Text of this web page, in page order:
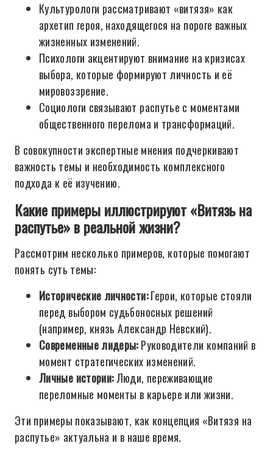
Культурологи рассматривают «витязя» как
архетип героя, находящегося на пороге важных
жизненных изменений.
Психологи акцентируют внимание на кризисах
выбора, которые формируют личность и её
мировоззрение.
Социологи связывают распутье с моментами
общественного перелома и трансформаций.
В совокупности экспертные мнения подчеркивают
важность темы и необходимость комплексного
подхода к её изучению.
Какие примеры иллюстрируют «Витязь на
распутье» в реальной жизни?
Рассмотрим несколько примеров, которые помогают
понять суть темы:
Исторические личности:Герои, которые стояли
перед выбором судьбоносных решений
(например, князь Александр Невский).
Современные лидеры:Руководители компаний в
момент стратегических изменений.
Личные истории:Люди, переживающие
переломные моменты в карьере или жизни.
Эти примеры показывают, как концепция «Витязя на
распутье» актуальна и в наше время.